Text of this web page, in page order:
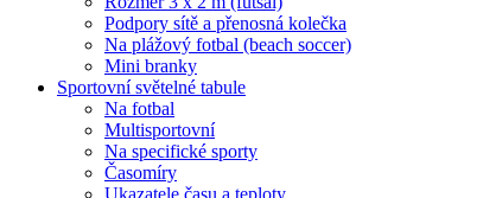
Podpory sítě a přenosná kolečka
Na plážový fotbal (beach soccer)
Mini branky
Sportovní světelné tabule
Na fotbal
Multisportovní
Na specifické sporty
Časomíry
Ukazatele času a teploty